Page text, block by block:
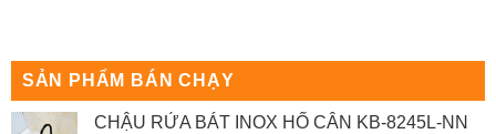
5
sao
5
SẢN PHẨM BÁN CHẠY
CHẬU RỬA BÁT INOX HỐ CÂN KB-8245L-NN